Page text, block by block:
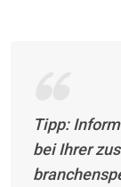
Tipp:
bei Ihrer